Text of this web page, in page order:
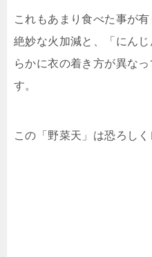
これもあまり食べた事が
絶妙な火加減と、「にん
らかに衣の着き方が異な
す。
この「野菜天」は恐ろしく